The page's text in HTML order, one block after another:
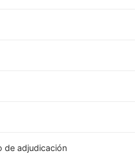
de adjudicación